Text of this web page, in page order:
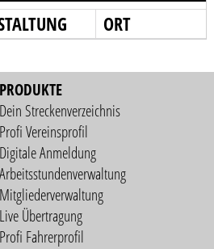
ORT
PRODUKTE
Dein Streckenverzeichnis
Profi Vereinsprofil
Digitale Anmeldung
Arbeitsstundenverwaltung
Mitgliederverwaltung
Live Übertragung
Profi Fahrerprofil